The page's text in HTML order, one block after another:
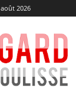
2026
Regard
en
Coulisse